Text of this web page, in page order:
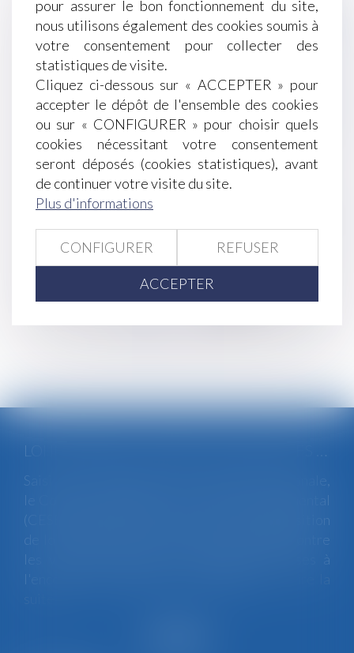
conséquence sur le délais d'action en restitution
L’obligation de prévention des risques
professionnels est distincte de la prohibition des
agissements de harcèlement moral
Financer ou améliorer de ses deniers un
logement indivis n’est pas contribuer aux charges
du mariage
Quelle prime d’intéressement pour le salarié en
congé de reclassement ?
Succession et annulation d’un testament
Rupture brutale des relations commerciales
Projet de loi pouvoir d’achat : le point sur les
mesures intéressant les employeurs
<< < ... 121 122 123 124 125 126
Saisi par la Présidente de l'Assemblée nationale,
le Conseil économique, social et environnemental
(CESE) a adopté ce jour son avis sur la proposition
de loi visant à lutter de manière intégrale contre
les violences sexistes et sexuelles commises à
l'encontre des femmes et des enfants...
pour assurer le bon fonctionnement du site,
nous utilisons également des cookies soumis à
votre consentement pour collecter des
statistiques de visite.
Cliquez ci-dessous sur « ACCEPTER » pour
accepter le dépôt de l'ensemble des cookies
ou sur « CONFIGURER » pour choisir quels
cookies nécessitant votre consentement
seront déposés (cookies statistiques), avant
de continuer votre visite du site.
Plus d'informations
CONFIGURER REFUSER
ACCEPTER